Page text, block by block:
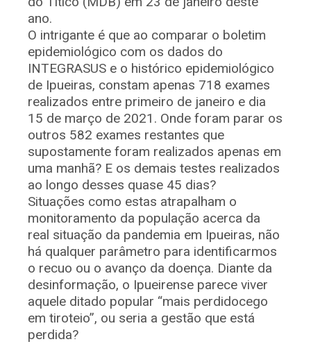
ano.
O intrigante é que ao comparar o boletim
epidemiológico com os dados do
INTEGRASUS e o histórico epidemiológico
de Ipueiras, constam apenas 718 exames
realizados entre primeiro de janeiro e dia
15 de março de 2021. Onde foram parar os
outros 582 exames restantes que
supostamente foram realizados apenas em
uma manhã? E os demais testes realizados
ao longo desses quase 45 dias?
Situações como estas atrapalham o
monitoramento da população acerca da
real situação da pandemia em Ipueiras, não
há qualquer parâmetro para identificarmos
o recuo ou o avanço da doença. Diante da
desinformação, o Ipueirense parece viver
aquele ditado popular “mais perdidocego
em tiroteio”, ou seria a gestão que está
perdida?